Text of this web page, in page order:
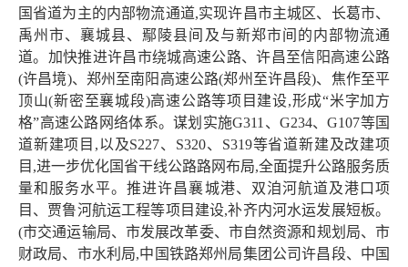
国省道为主的内部物流通道,实现许昌市主城区、长葛市、
禹州市、襄城县、鄢陵县间及与新郑市间的内部物流通
道。加快推进许昌市绕城高速公路、许昌至信阳高速公路
(许昌境)、郑州至南阳高速公路(郑州至许昌段)、焦作至平
顶山(新密至襄城段)高速公路等项目建设,形成“米字加方
格”高速公路网络体系。谋划实施G311、G234、G107等国
道新建项目,以及S227、S320、S319等省道新建及改建项
目,进一步优化国省干线公路路网布局,全面提升公路服务质
量和服务水平。推进许昌襄城港、双洎河航道及港口项
目、贾鲁河航运工程等项目建设,补齐内河水运发展短板。
(市交通运输局、市发展改革委、市自然资源和规划局、市
财政局、市水利局,中国铁路郑州局集团公司许昌段、中国